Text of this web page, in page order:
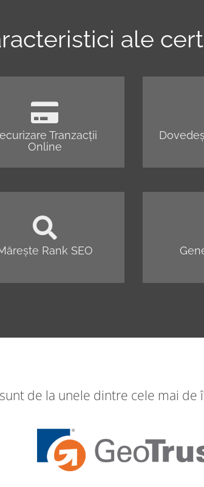
ale
Tranzacții
Online
Rank SEO
de la unele dintre cele mai